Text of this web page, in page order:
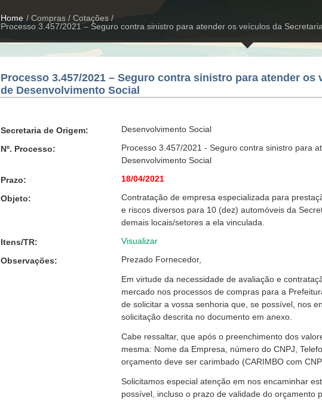
Home / Compras / Cotações /
Processo 3.457/2021 – Seguro contra sinistro para atender os veículos da
Processo 3.457/2021 – Seguro contra sinistro para atender os
de Desenvolvimento Social
Secretaria de Origem: Desenvolvimento Social
Nº. Processo:
Processo 3.457/2021 - Seguro contra sinistro para
Desenvolvimento Social
Prazo: 18/04/2021
Objeto:
Contratação de empresa especializada para
e riscos diversos para 10 (dez) automóveis da
demais locais/setores a ela vinculada.
Itens/TR: Visualizar
Observações: Prezado Fornecedor,
Em virtude da necessidade de avaliação e
mercado nos processos de compras para a
de solicitar a vossa senhoria que, se possível, nos
solicitação descrita no documento em anexo.
Cabe ressaltar, que após o preenchimento dos
mesma: Nome da Empresa, número do CNPJ,
orçamento deve ser carimbado (CARIMBO com
Solicitamos especial atenção em nos encaminhar
possível, incluso o prazo de validade do orçamento